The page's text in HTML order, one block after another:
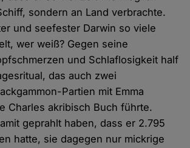
sondern an Land verbrachte.
und seefester Darwin so viele
wer weiß? Gegen seine
und Schlaflosigkeit half
das auch zwei
Partien mit Emma
Charles akribisch Buch führte.
geprahlt haben, dass er 2.795
hatte, sie dagegen nur mickrige